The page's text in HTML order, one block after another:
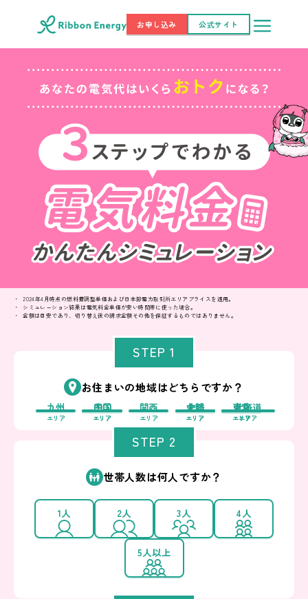
お申し込み 公式サイト
2024年4月時点の燃料費調整単価および日本卸電力取引所エリアプライスを適用。
シミュレーション結果は電気料金単価が安い時間帯に使った場合。
金額は目安であり、切り替え後の請求金額その他を保証するものではありません。
STEP 1
お住まいの地域はどちらですか？
北海道
エリア
東北
エリア
東京
エリア
中部
エリア
北陸
エリア
関西
エリア
中国
エリア
四国
エリア
九州
エリア
STEP 2
世帯人数は何人ですか？
1人 2人 3人 4人
5人以上